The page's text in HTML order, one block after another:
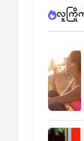
လူကြိုက်